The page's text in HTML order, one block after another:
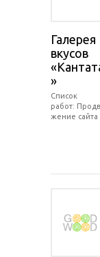
Галерея
вкусов
»
Список
работ:
жение сайта